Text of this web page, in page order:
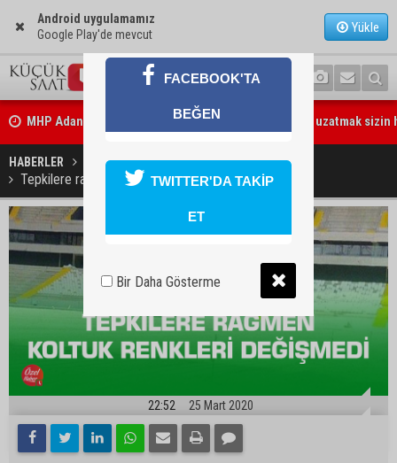
Android uygulamamız
Google Play'de mevcut
Yükle
MHP Adana İl Başkanı Hakan Yıldırım: “Liderimize dil uzatmak
değildir”
Adanalı 13 yaşındaki Ela Nur şelalede hayatını kaybetti
HABERLER GÜNDEM
Tepkilere rağmen koltuk renkleri değişmedi
22:52 25 Mart 2020
FACEBOOK'TA
BEĞEN
TWITTER'DA TAKİP
ET
Bir Daha Gösterme